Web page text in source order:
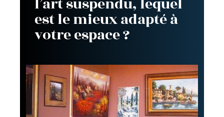
est le mieux adapté à
votre espace ?